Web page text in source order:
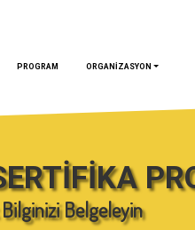
PROGRAM ORGANİZASYON
Belgeleyin